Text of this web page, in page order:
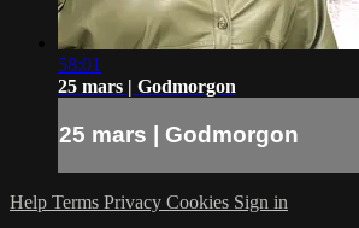
58:01
25 mars | Godmorgon
25 mars | Godmorgon
Help Terms Privacy Cookies Sign in